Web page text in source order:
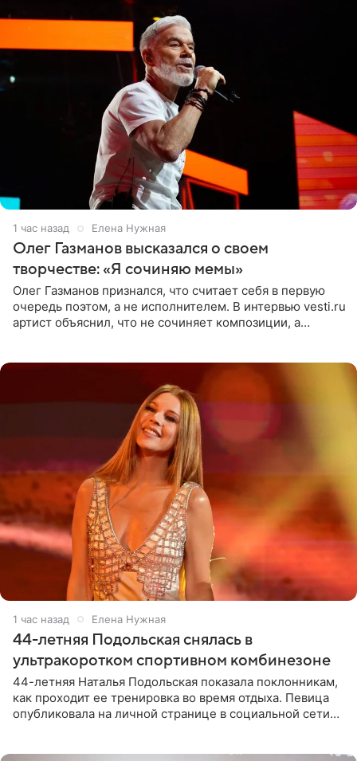
1 час назад Елена Нужная
Олег Газманов высказался о своем
творчестве: «Я сочиняю мемы»
Олег Газманов признался, что считает себя в первую
очередь поэтом, а не исполнителем. В интервью vesti.ru
артист объяснил, что не сочиняет композиции, а
1 час назад Елена Нужная
44-летняя Подольская снялась в
ультракоротком спортивном комбинезоне
44-летняя Наталья Подольская показала поклонникам,
как проходит ее тренировка во время отдыха. Певица
опубликовала на личной странице в социальной сети